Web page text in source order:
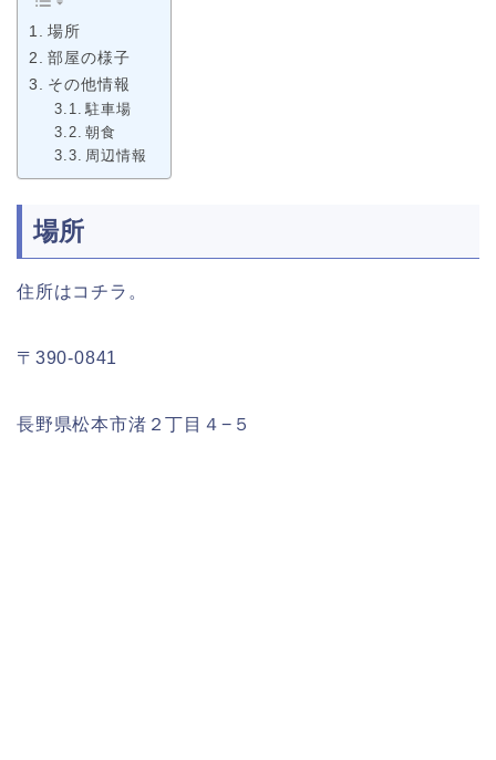
場所
部屋の様子
その他情報
駐車場
朝食
周辺情報
場所
住所はコチラ。
〒390-0841
長野県松本市渚２丁目４−５